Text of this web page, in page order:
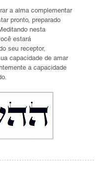
a alma complementar
pronto, preparado
nesta
estará
seu receptor,
capacidade de amar
a capacidade